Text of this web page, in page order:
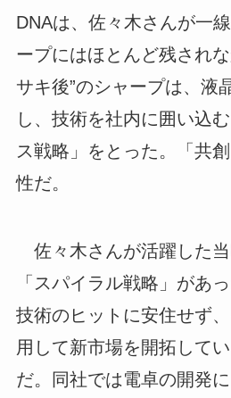
DNAは、佐々木さんが一
ープにはほとんど残され
サキ後”のシャープは、液
し、技術を社内に囲い込
ス戦略」をとった。「共
性だ。
佐々木さんが活躍した
「スパイラル戦略」があ
技術のヒットに安住せず
用して新市場を開拓して
だ。同社では電卓の開発